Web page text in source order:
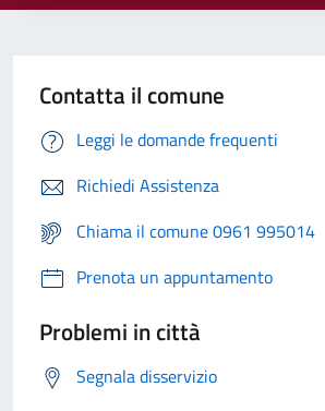
Contatta il comune
Leggi le domande frequenti
Richiedi Assistenza
Chiama il comune 0961 995014
Prenota un appuntamento
Problemi in città
Segnala disservizio